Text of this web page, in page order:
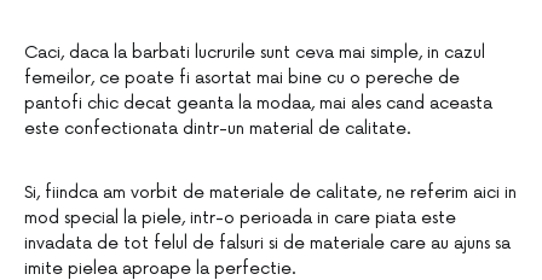
Caci, daca la barbati lucrurile sunt ceva mai simple, in cazul
femeilor, ce poate fi asortat mai bine cu o pereche de
pantofi chic decat geanta la modaa, mai ales cand aceasta
este confectionata dintr-un material de calitate.
Si, fiindca am vorbit de materiale de calitate, ne referim aici in
mod special la piele, intr-o perioada in care piata este
invadata de tot felul de falsuri si de materiale care au ajuns sa
imite pielea aproape la perfectie.